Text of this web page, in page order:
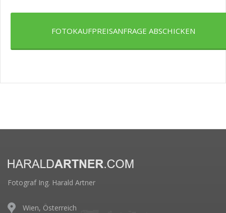
FOTOKAUFPREISANFRAGE ABSCHICKEN
Fotograf Ing. Harald Artner
Wien, Österreich